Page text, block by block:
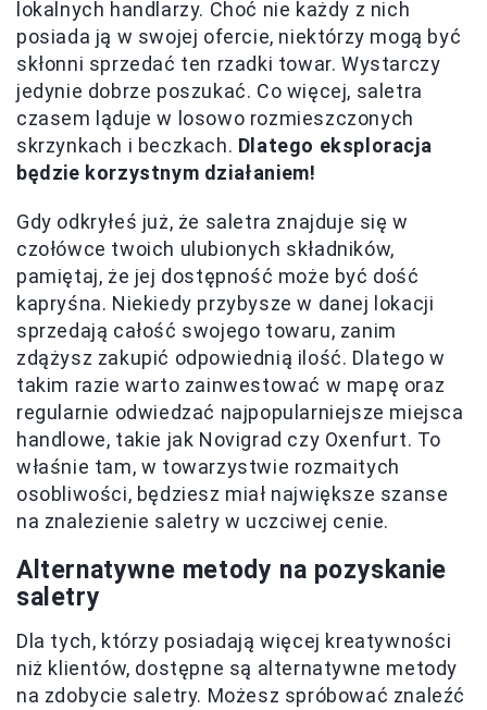
lokalnych handlarzy. Choć nie każdy z nich
posiada ją w swojej ofercie, niektórzy mogą być
skłonni sprzedać ten rzadki towar. Wystarczy
jedynie dobrze poszukać. Co więcej, saletra
czasem ląduje w losowo rozmieszczonych
skrzynkach i beczkach. Dlatego eksploracja
będzie korzystnym działaniem!
Gdy odkryłeś już, że saletra znajduje się w
czołówce twoich ulubionych składników,
pamiętaj, że jej dostępność może być dość
kapryśna. Niekiedy przybysze w danej lokacji
sprzedają całość swojego towaru, zanim
zdążysz zakupić odpowiednią ilość. Dlatego w
takim razie warto zainwestować w mapę oraz
regularnie odwiedzać najpopularniejsze miejsca
handlowe, takie jak Novigrad czy Oxenfurt. To
właśnie tam, w towarzystwie rozmaitych
osobliwości, będziesz miał największe szanse
na znalezienie saletry w uczciwej cenie.
Alternatywne metody na pozyskanie
saletry
Dla tych, którzy posiadają więcej kreatywności
niż klientów, dostępne są alternatywne metody
na zdobycie saletry. Możesz spróbować znaleźć